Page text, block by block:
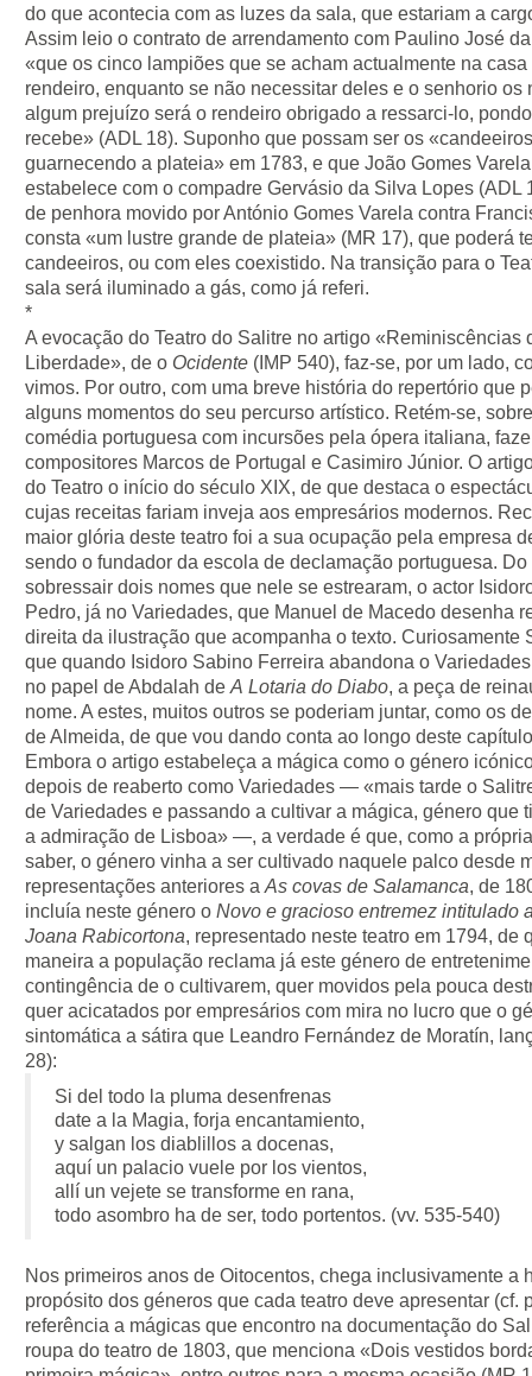
do que acontecia com as luzes da sala, que estariam a
Assim leio o contrato de arrendamento com Paulino José
«que os cinco lampiões que se acham actualmente na
rendeiro, enquanto se não necessitar deles e o senhorio os
algum prejuízo será o rendeiro obrigado a ressarci-lo,
recebe» (ADL 18). Suponho que possam ser os
guarnecendo a plateia» em 1783, e que João Gomes
estabelece com o compadre Gervásio da Silva Lopes (ADL
de penhora movido por António Gomes Varela contra
consta «um lustre grande de plateia» (MR 17), que poderá
candeeiros, ou com eles coexistido. Na transição para o
sala será iluminado a gás, como já referi.
*
A evocação do Teatro do Salitre no artigo «Reminiscências
Liberdade», de o Ocidente (IMP 540), faz-se, por um lado,
vimos. Por outro, com uma breve história do repertório que
alguns momentos do seu percurso artístico. Retém-se,
comédia portuguesa com incursões pela ópera italiana,
compositores Marcos de Portugal e Casimiro Júnior. O
do Teatro o início do século XIX, de que destaca o
cujas receitas fariam inveja aos empresários modernos.
maior glória deste teatro foi a sua ocupação pela empresa
sendo o fundador da escola de declamação portuguesa.
sobressair dois nomes que nele se estrearam, o actor
Pedro, já no Variedades, que Manuel de Macedo desenha
direita da ilustração que acompanha o texto. Curiosamente
que quando Isidoro Sabino Ferreira abandona o
no papel de Abdalah de A Lotaria do Diabo, a peça de
nome. A estes, muitos outros se poderiam juntar, como os
de Almeida, de que vou dando conta ao longo deste
Embora o artigo estabeleça a mágica como o género
depois de reaberto como Variedades — «mais tarde o
de Variedades e passando a cultivar a mágica, género que
a admiração de Lisboa» —, a verdade é que, como a
saber, o género vinha a ser cultivado naquele palco desde
representações anteriores a As covas de Salamanca, de
incluía neste género o Novo e gracioso entremez intitulado
Joana Rabicortona, representado neste teatro em 1794, de
maneira a população reclama já este género de
contingência de o cultivarem, quer movidos pela pouca
quer acicatados por empresários com mira no lucro que o
sintomática a sátira que Leandro Fernández de Moratín,
28):
Si del todo la pluma desenfrenas
date a la Magia, forja encantamiento,
y salgan los diablillos a docenas,
aquí un palacio vuele por los vientos,
allí un vejete se transforme en rana,
todo asombro ha de ser, todo portentos. (vv. 535-540)
Nos primeiros anos de Oitocentos, chega inclusivamente a
propósito dos géneros que cada teatro deve apresentar (cf.
referência a mágicas que encontro na documentação do
roupa do teatro de 1803, que menciona «Dois vestidos